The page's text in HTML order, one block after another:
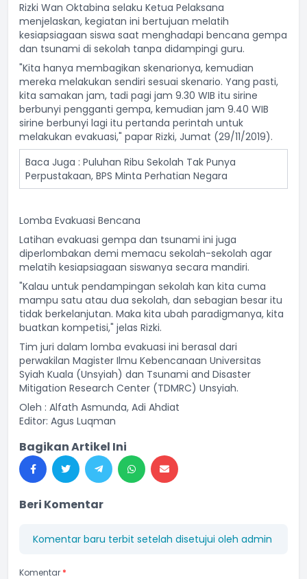
Rizki Wan Oktabina selaku Ketua Pelaksana
menjelaskan, kegiatan ini bertujuan melatih
kesiapsiagaan siswa saat menghadapi bencana gempa
dan tsunami di sekolah tanpa didampingi guru.
"Kita hanya membagikan skenarionya, kemudian
mereka melakukan sendiri sesuai skenario. Yang pasti,
kita samakan jam, tadi pagi jam 9.30 WIB itu sirine
berbunyi pengganti gempa, kemudian jam 9.40 WIB
sirine berbunyi lagi itu pertanda perintah untuk
melakukan evakuasi," papar Rizki, Jumat (29/11/2019).
Baca Juga : Puluhan Ribu Sekolah Tak Punya
Perpustakaan, BPS Minta Perhatian Negara
Lomba Evakuasi Bencana
Latihan evakuasi gempa dan tsunami ini juga
diperlombakan demi memacu sekolah-sekolah agar
melatih kesiapsiagaan siswanya secara mandiri.
"Kalau untuk pendampingan sekolah kan kita cuma
mampu satu atau dua sekolah, dan sebagian besar itu
tidak berkelanjutan. Maka kita ubah paradigmanya, kita
buatkan kompetisi," jelas Rizki.
Tim juri dalam lomba evakuasi ini berasal dari
perwakilan Magister Ilmu Kebencanaan Universitas
Syiah Kuala (Unsyiah) dan Tsunami and Disaster
Mitigation Research Center (TDMRC) Unsyiah.
Oleh : Alfath Asmunda, Adi Ahdiat
Editor: Agus Luqman
Bagikan Artikel Ini
Beri Komentar
Komentar baru terbit setelah disetujui oleh admin
Komentar *